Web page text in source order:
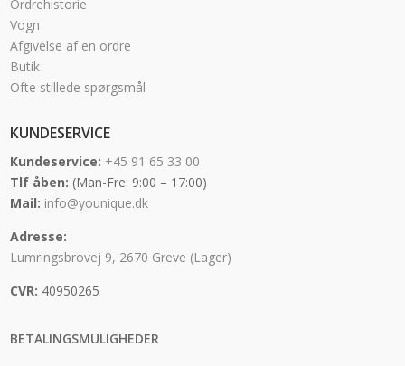
Ordrehistorie
Vogn
Afgivelse af en ordre
Butik
Ofte stillede spørgsmål
KUNDESERVICE
Kundeservice: +45 91 65 33 00
Tlf åben: (Man-Fre: 9:00 – 17:00)
Mail: info@younique.dk
Adresse:
Lumringsbrovej 9, 2670 Greve (Lager)
CVR: 40950265
BETALINGSMULIGHEDER